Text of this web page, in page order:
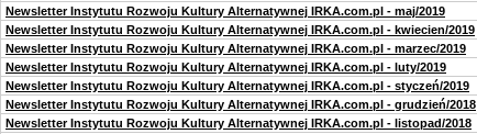
Newsletter Instytutu Rozwoju Kultury Alternatywnej IRKA.com.pl - maj/2019
Newsletter Instytutu Rozwoju Kultury Alternatywnej IRKA.com.pl - kwiecien/2019
Newsletter Instytutu Rozwoju Kultury Alternatywnej IRKA.com.pl - marzec/2019
Newsletter Instytutu Rozwoju Kultury Alternatywnej IRKA.com.pl - luty/2019
Newsletter Instytutu Rozwoju Kultury Alternatywnej IRKA.com.pl - styczeń/2019
Newsletter Instytutu Rozwoju Kultury Alternatywnej IRKA.com.pl - grudzień/2018
Newsletter Instytutu Rozwoju Kultury Alternatywnej IRKA.com.pl - listopad/2018